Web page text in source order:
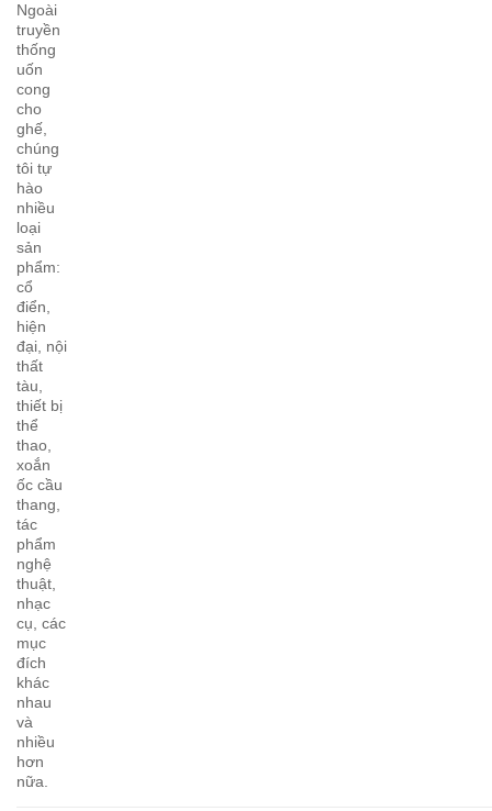
Ngoài
truyền
thống
uốn
cong
cho
ghế,
chúng
tôi tự
hào
nhiều
loại
sản
phẩm:
cổ
điển,
hiện
đại, nội
thất
tàu,
thiết bị
thể
thao,
xoắn
ốc cầu
thang,
tác
phẩm
nghệ
thuật,
nhạc
cụ, các
mục
đích
khác
nhau
và
nhiều
hơn
nữa.